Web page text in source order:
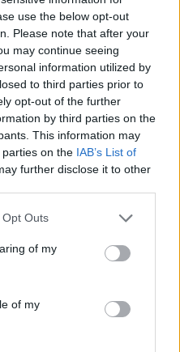
use the below opt-out
Please note that after your
may continue seeing
information utilized by
to third parties prior to
opt-out of the further
by third parties on the
This information may
on the IAB’s List of
further disclose it to other
Outs
of my
of my